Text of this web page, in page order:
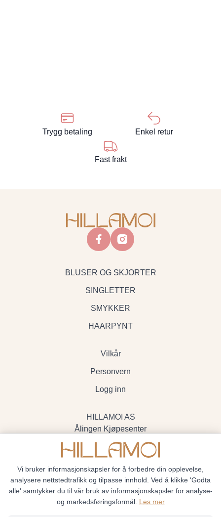
Trygg betaling Enkel retur
Fast frakt
facebookinstagram
BLUSER OG SKJORTER
SINGLETTER
SMYKKER
HAARPYNT
Vilkår
Personvern
Logg inn
HILLAMOI AS
Ålingen Kjøpesenter
Myrenvegen 19, 3570 Ål
- Org.nr. 928705234
Vi bruker informasjonskapsler for å forbedre din opplevelse,
analysere nettstedtrafikk og tilpasse innhold. Ved å klikke 'Godta
alle' samtykker du til vår bruk av informasjonskapsler for analyse-
og markedsføringsformål. Les mer